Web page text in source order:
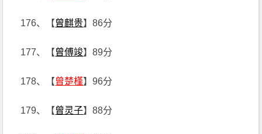
176、【曾麒贵】86分
177、【曾傅竣】89分
178、【曾楚槿】96分
179、【曾灵子】88分